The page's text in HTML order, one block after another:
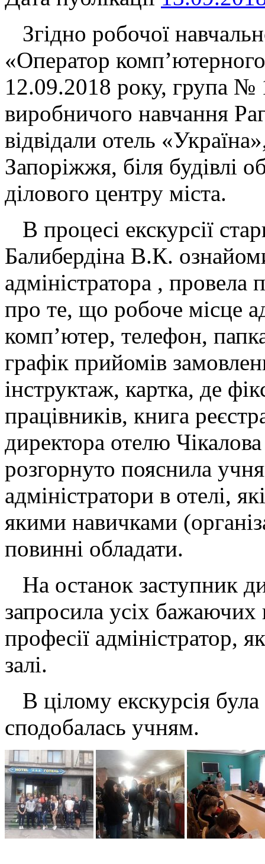
Згідно робочої
«Оператор
12.09.2018 року, група №
виробничого навчання
відвідали отель
Запоріжжя, біля будівлі
ділового центру міста.
В процесі екскурсії
Балибердіна В.К.
адміністратора , провела
про те, що робоче місце
комп’ютер, телефон,
графік прийомів
інструктаж, картка, де
працівників, книга
директора отелю
розгорнуто пояснила
адміністратори в отелі,
якими навичками
повинні обладати.
На останок заступник
запросила усіх бажаючих
професії адміністратор,
залі.
В цілому екскурсія була
сподобалась учням.